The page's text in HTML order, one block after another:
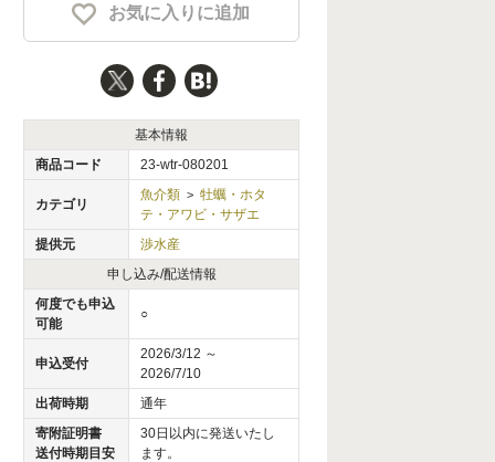
お気に入りに追加
基本情報
商品コード
23-wtr-080201
カテゴリ
魚介類 > 牡蠣・ホタ
テ・アワビ・サザエ
提供元
渉水産
申し込み/配送情報
何度でも申込
可能
○
申込受付
2026/3/12 ～
2026/7/10
出荷時期
通年
寄附証明書
送付時期目安
30日以内に発送いたし
ます。